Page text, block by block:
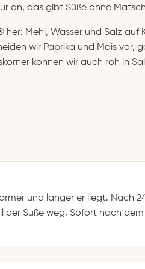
an, das gibt Süße ohne
Mehl, Wasser und Salz auf
wir Paprika und Mais vor,
können wir auch roh in
und länger er liegt. Nach
der Süße weg. Sofort nach dem